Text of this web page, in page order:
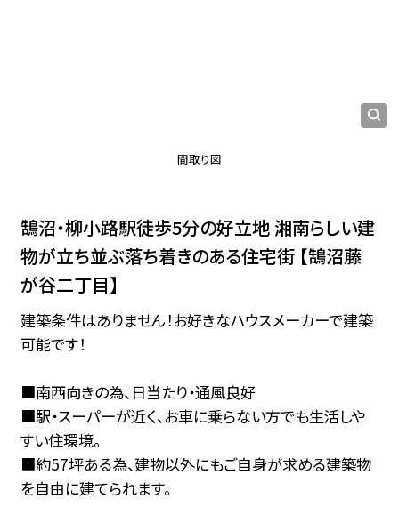
間取り図
鵠沼・柳小路駅徒歩5分の好立地 湘南らしい建
物が立ち並ぶ落ち着きのある住宅街 【鵠沼藤
が谷二丁目】
建築条件はありません！お好きなハウスメーカーで建築
可能です！
■南西向きの為、日当たり・通風良好
■駅・スーパーが近く、お車に乗らない方でも生活しや
すい住環境。
■約57坪ある為、建物以外にもご自身が求める建築物
を自由に建てられます。